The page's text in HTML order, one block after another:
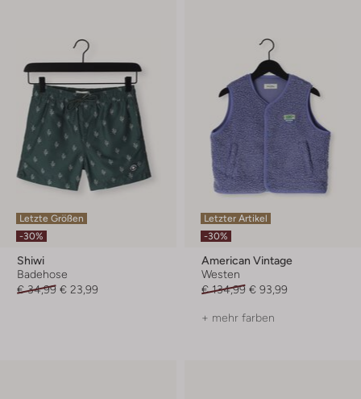
Letzte Größen
-30%
Shiwi
Badehose
€ 34,99 € 23,99
Letzter Artikel
-30%
American Vintage
Westen
€ 134,99 € 93,99
+ mehr farben